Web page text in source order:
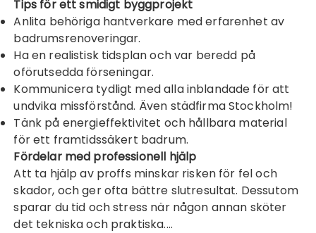
Tips för ett smidigt byggprojekt
Anlita behöriga hantverkare med erfarenhet av
badrumsrenoveringar.
Ha en realistisk tidsplan och var beredd på
oförutsedda förseningar.
Kommunicera tydligt med alla inblandade för att
undvika missförstånd. Även städfirma Stockholm!
Tänk på energieffektivitet och hållbara material
för ett framtidssäkert badrum.
Fördelar med professionell hjälp
Att ta hjälp av proffs minskar risken för fel och
skador, och ger ofta bättre slutresultat. Dessutom
sparar du tid och stress när någon annan sköter
det tekniska och praktiska.…